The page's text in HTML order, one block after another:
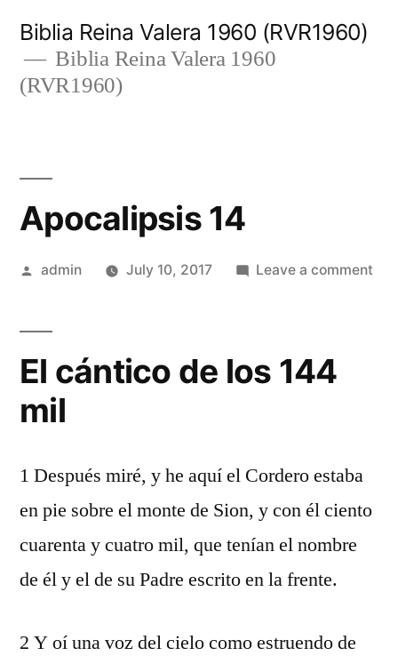
content
Biblia Reina Valera 1960 (RVR1960)
Biblia Reina Valera 1960
(RVR1960)
Apocalipsis 14
Posted
admin July 10, 2017 Leave a comment
El cántico de los 144
mil
1 Después miré, y he aquí el Cordero estaba
en pie sobre el monte de Sion, y con él ciento
cuarenta y cuatro mil, que tenían el nombre
de él y el de su Padre escrito en la frente.
2 Y oí una voz del cielo como estruendo de